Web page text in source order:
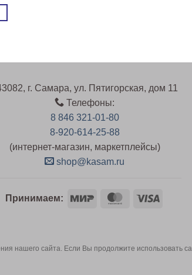
г. Самара, ул. Пятигорская, дом 11
Телефоны:
8 846 321-01-80
8-920-614-25-88
(интернет-магазин, маркетплейсы)
shop@kasam.ru
Принимаем: Mir MasterCard
Visa
нашего сайта. Если Вы продолжите использовать